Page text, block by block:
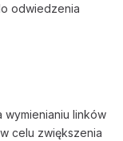
odwiedzenia
linków
celu zwiększenia